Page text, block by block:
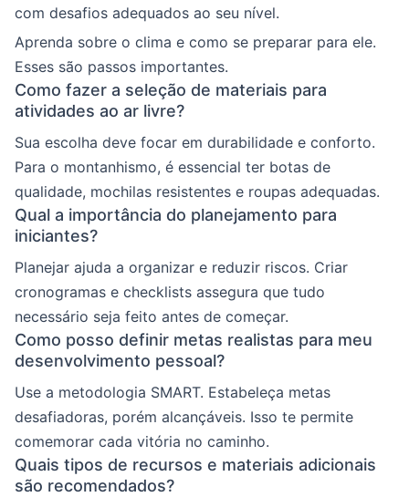
com desafios adequados ao seu nível.
Aprenda sobre o clima e como se preparar para ele.
Esses são passos importantes.
Como fazer a seleção de materiais para
atividades ao ar livre?
Sua escolha deve focar em durabilidade e conforto.
Para o montanhismo, é essencial ter botas de
qualidade, mochilas resistentes e roupas adequadas.
Qual a importância do planejamento para
iniciantes?
Planejar ajuda a organizar e reduzir riscos. Criar
cronogramas e checklists assegura que tudo
necessário seja feito antes de começar.
Como posso definir metas realistas para meu
desenvolvimento pessoal?
Use a metodologia SMART. Estabeleça metas
desafiadoras, porém alcançáveis. Isso te permite
comemorar cada vitória no caminho.
Quais tipos de recursos e materiais adicionais
são recomendados?